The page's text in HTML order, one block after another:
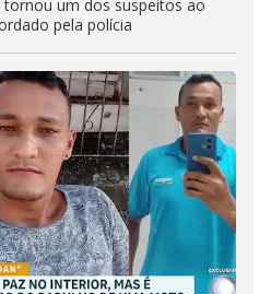
tornou um dos suspeitos ao
pela polícia